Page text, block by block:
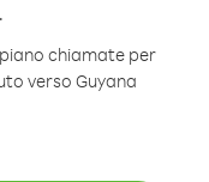
chiamate per
verso Guyana